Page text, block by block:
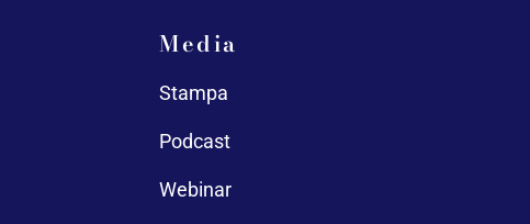
Media
Stampa
Podcast
Webinar